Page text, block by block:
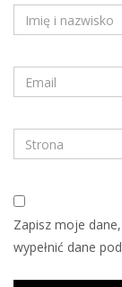
Zapisz moje
wypełnić dane